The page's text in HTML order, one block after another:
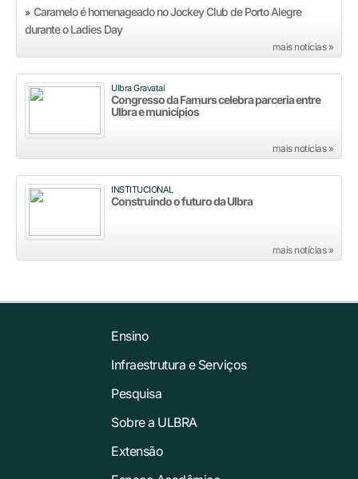
» Caramelo é homenageado no Jockey Club de Porto Alegre
durante o Ladies Day
mais notícias »
Ulbra Gravataí
Congresso da Famurs celebra parceria entre
Ulbra e municípios
mais notícias »
INSTITUCIONAL
Construindo o futuro da Ulbra
mais notícias »
Ensino
Infraestrutura e Serviços
Pesquisa
Sobre a ULBRA
Extensão